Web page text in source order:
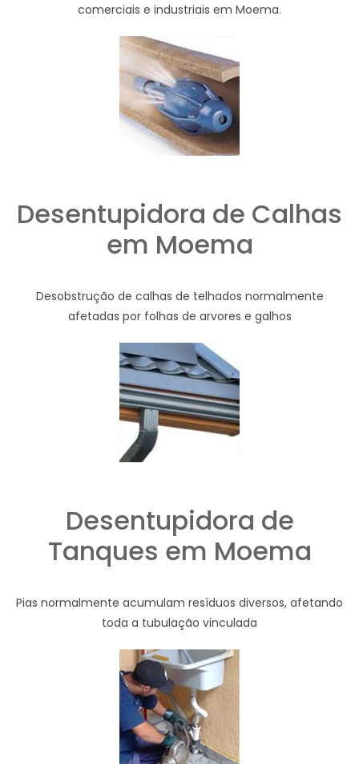
comerciais e industriais em Moema.
Desentupidora de Calhas
em Moema
Desobstrução de calhas de telhados normalmente
afetadas por folhas de arvores e galhos
Desentupidora de
Tanques em Moema
Pias normalmente acumulam resíduos diversos, afetando
toda a tubulação vinculada